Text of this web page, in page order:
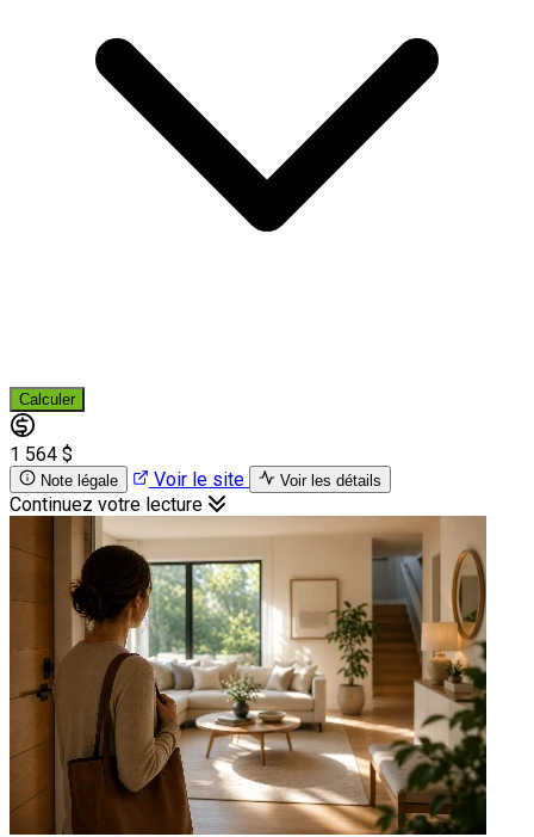
Calculer
1 564 $
Note légale Voir le site Voir les détails
Continuez votre lecture